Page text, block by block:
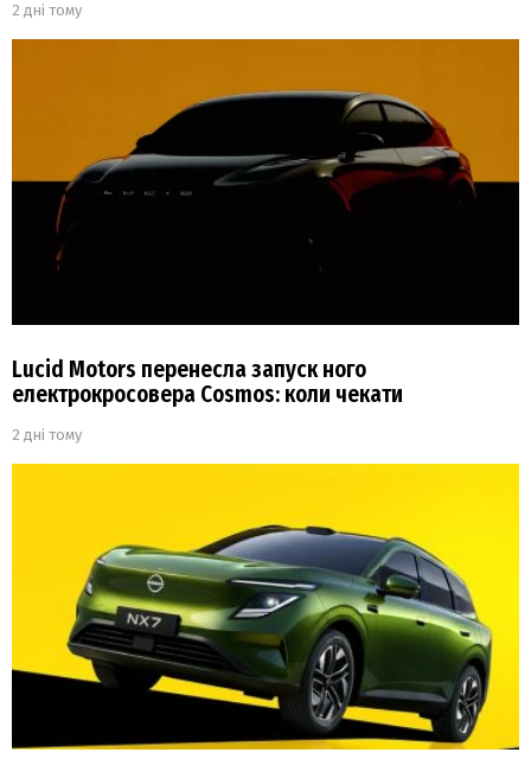
2 дні тому
Lucid Motors перенесла запуск ного
електрокросовера Cosmos: коли чекати
2 дні тому